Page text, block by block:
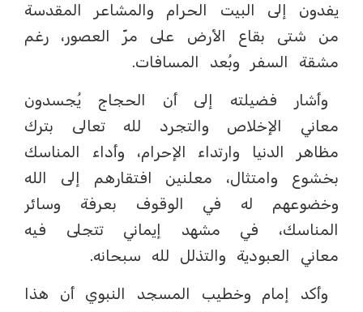
يفدون إلى البيت الحرام والمشاعر المقدسة
من شتى بقاع الأرض على مرّ العصور، رغم
مشقة السفر وبُعد المسافات.
وأشار فضيلته إلى أن الحجاج يُجسدون
معاني الإخلاص والتجرد لله تعالى بترك
مظاهر الدنيا وارتداء الإحرام، وأداء المناسك
بخشوع وامتثال، معلنين افتقارهم إلى الله
وخضوعهم له في الوقوف بعرفة وسائر
المناسك، في مشهد إيماني تتجلى فيه
معاني العبودية والتذلل لله سبحانه.
وأكد إمام وخطيب المسجد النبوي أن هذا